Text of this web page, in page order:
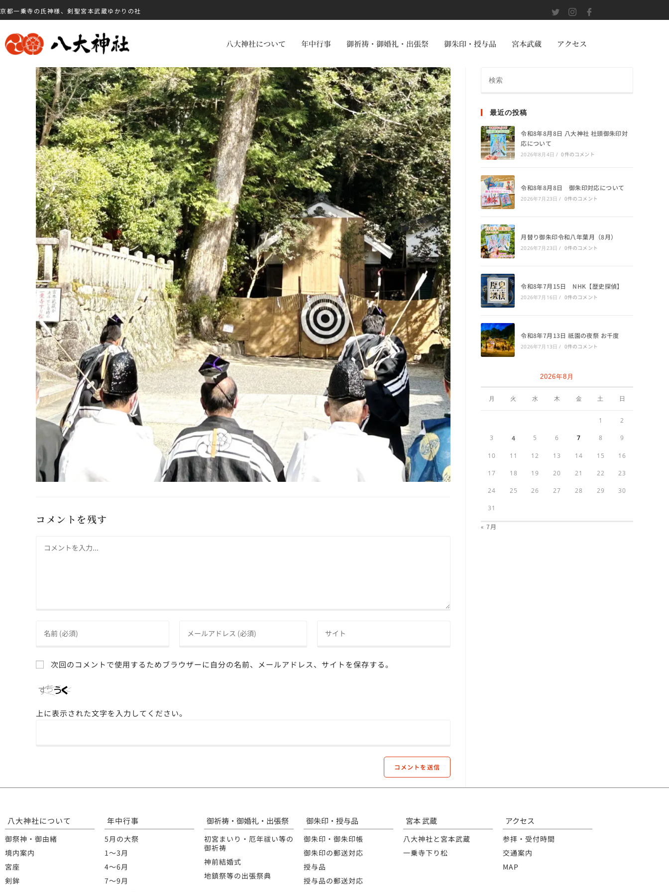
京都一乗寺の氏神様、剣聖宮本武蔵ゆかりの社
八大神社について 年中行事 御祈祷・御婚礼・出張祭 御朱印・授与品 宮本武蔵 アクセス
コメントを残す
次回のコメントで使用するためブラウザーに自分の名前、メールアドレス、サイトを保存する。
上に表示された文字を入力してください。
最近の投稿
令和8年8月8日 八大神社 社頭御朱印対
応について
2026年8月4日 / 0件のコメント
令和8年8月8日 御朱印対応について
2026年7月23日 / 0件のコメント
月替り御朱印令和八年葉月（8月）
2026年7月23日 / 0件のコメント
令和8年7月15日 NHK【歴史探偵】
2026年7月16日 / 0件のコメント
令和8年7月13日 祇園の夜祭 お千度
2026年7月13日 / 0件のコメント
2026年8月
月 火 水 木 金 土 日
1 2
3 4 5 6 7 8 9
10 11 12 13 14 15 16
17 18 19 20 21 22 23
24 25 26 27 28 29 30
31
« 7月
八大神社について
御祭神・御由緒
境内案内
宮座
剣鉾
年中行事
5月の大祭
1〜3月
4〜6月
7〜9月
御祈祷・御婚礼・出張祭
初宮まいり・厄年祓い等の
御祈祷
神前結婚式
地鎮祭等の出張祭典
御朱印・授与品
御朱印・御朱印帳
御朱印の郵送対応
授与品
授与品の郵送対応
宮本 武蔵
八大神社と宮本武蔵
一乗寺下り松
アクセス
参拝・受付時間
交通案内
MAP